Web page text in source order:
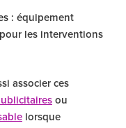
: équipement
les interventions
associer ces
ou
lorsque